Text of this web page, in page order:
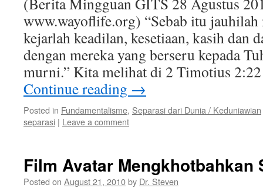
www.wayoflife.org) “Sebab itu jauhilah
kejarlah keadilan, kesetiaan, kasih dan
dengan mereka yang berseru kepada
murni.” Kita melihat di 2 Timotius
Continue reading →
Posted in Fundamentalisme, Separasi dari Dunia / Keduniawian
separasi | Leave a comment
Film Avatar Mengkhotbahkan
Posted on August 21, 2010by Dr. Steven